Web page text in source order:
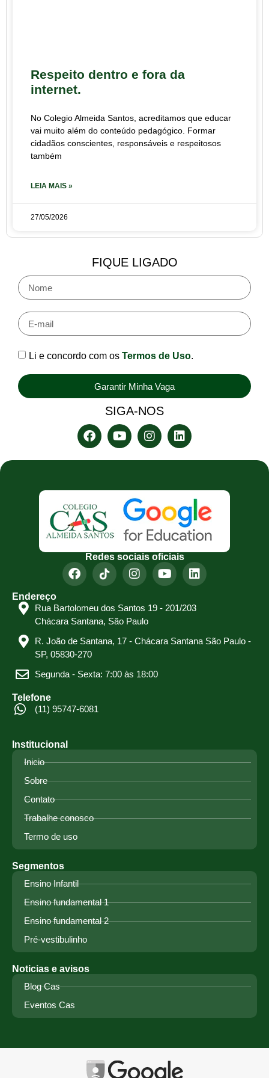
Respeito dentro e fora da
internet.
No Colegio Almeida Santos, acreditamos que educar
vai muito além do conteúdo pedagógico. Formar
cidadãos conscientes, responsáveis e respeitosos
também
LEIA MAIS »
27/05/2026
FIQUE LIGADO
Li e concordo com os Termos de Uso.
Garantir Minha Vaga
SIGA-NOS
Redes sociais oficiais
Endereço
Rua Bartolomeu dos Santos 19 - 201/203
Chácara Santana, São Paulo
R. João de Santana, 17 - Chácara Santana São Paulo -
SP, 05830-270
Segunda - Sexta: 7:00 às 18:00
Telefone
(11) 95747-6081
Institucional
Inicio
Sobre
Contato
Trabalhe conosco
Termo de uso
Segmentos
Ensino Infantil
Ensino fundamental 1
Ensino fundamental 2
Pré-vestibulinho
Noticias e avisos
Blog Cas
Eventos Cas